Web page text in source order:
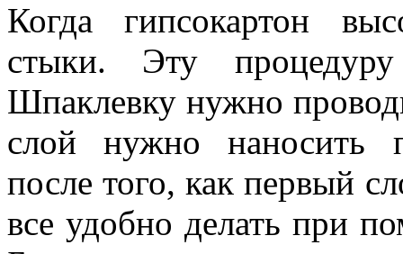
Когда гипсокартон
стыки. Эту
Шпаклевку нужно
слой нужно наносить
после того, как первый
все удобно делать при